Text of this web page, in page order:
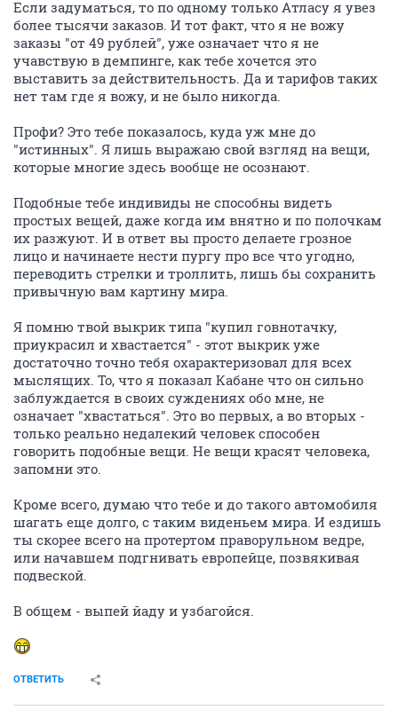
Если задуматься, то по одному только Атласу я увез
более тысячи заказов. И тот факт, что я не вожу
заказы "от 49 рублей", уже означает что я не
учавствую в демпинге, как тебе хочется это
выставить за действительность. Да и тарифов таких
нет там где я вожу, и не было никогда.
Профи? Это тебе показалось, куда уж мне до
"истинных". Я лишь выражаю свой взгляд на вещи,
которые многие здесь вообще не осознают.
Подобные тебе индивиды не способны видеть
простых вещей, даже когда им внятно и по полочкам
их разжуют. И в ответ вы просто делаете грозное
лицо и начинаете нести пургу про все что угодно,
переводить стрелки и троллить, лишь бы сохранить
привычную вам картину мира.
Я помню твой выкрик типа "купил говнотачку,
приукрасил и хвастается" - этот выкрик уже
достаточно точно тебя охарактеризовал для всех
мыслящих. То, что я показал Кабане что он сильно
заблуждается в своих суждениях обо мне, не
означает "хвастаться". Это во первых, а во вторых -
только реально недалекий человек способен
говорить подобные вещи. Не вещи красят человека,
запомни это.
Кроме всего, думаю что тебе и до такого автомобиля
шагать еще долго, с таким виденьем мира. И ездишь
ты скорее всего на протертом праворульном ведре,
или начавшем подгнивать европейце, позвякивая
подвеской.
В общем - выпей йаду и узбагойся.
ОТВЕТИТЬ